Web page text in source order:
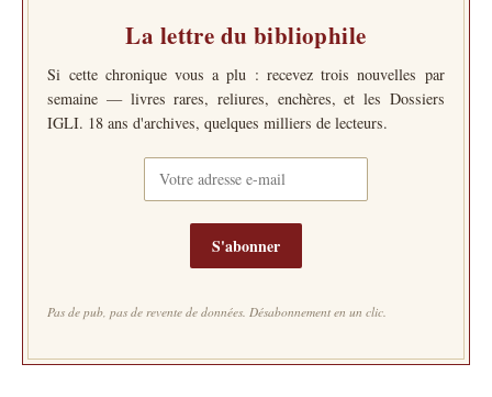
La lettre du bibliophile
Si cette chronique vous a plu : recevez trois nouvelles par
semaine — livres rares, reliures, enchères, et les Dossiers
IGLI. 18 ans d'archives, quelques milliers de lecteurs.
S'abonner
Pas de pub, pas de revente de données. Désabonnement en un clic.